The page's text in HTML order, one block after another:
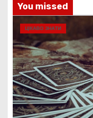
You missed
ЦІКАВО ЗНАТИ